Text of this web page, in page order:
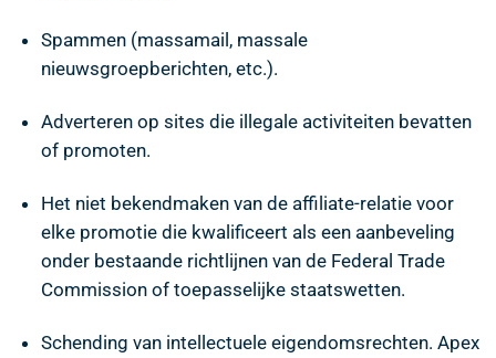
Spammen (massamail, massale
nieuwsgroepberichten, etc.).
Adverteren op sites die illegale activiteiten bevatten
of promoten.
Het niet bekendmaken van de affiliate-relatie voor
elke promotie die kwalificeert als een aanbeveling
onder bestaande richtlijnen van de Federal Trade
Commission of toepasselijke staatswetten.
Schending van intellectuele eigendomsrechten. Apex